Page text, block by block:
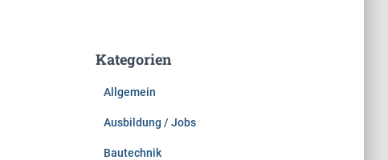
n
Kategorien
Allgemein
Ausbildung / Jobs
Bautechnik